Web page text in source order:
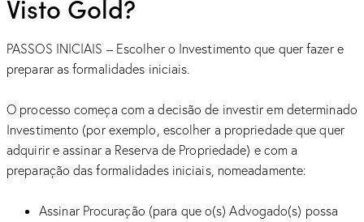
Visto Gold?
PASSOS INICIAIS – Escolher o Investimento que quer fazer e
preparar as formalidades iniciais.
O processo começa com a decisão de investir em determinado
Investimento (por exemplo, escolher a propriedade que quer
adquirir e assinar a Reserva de Propriedade) e com a
preparação das formalidades iniciais, nomeadamente:
Assinar Procuração (para que o(s) Advogado(s) possa